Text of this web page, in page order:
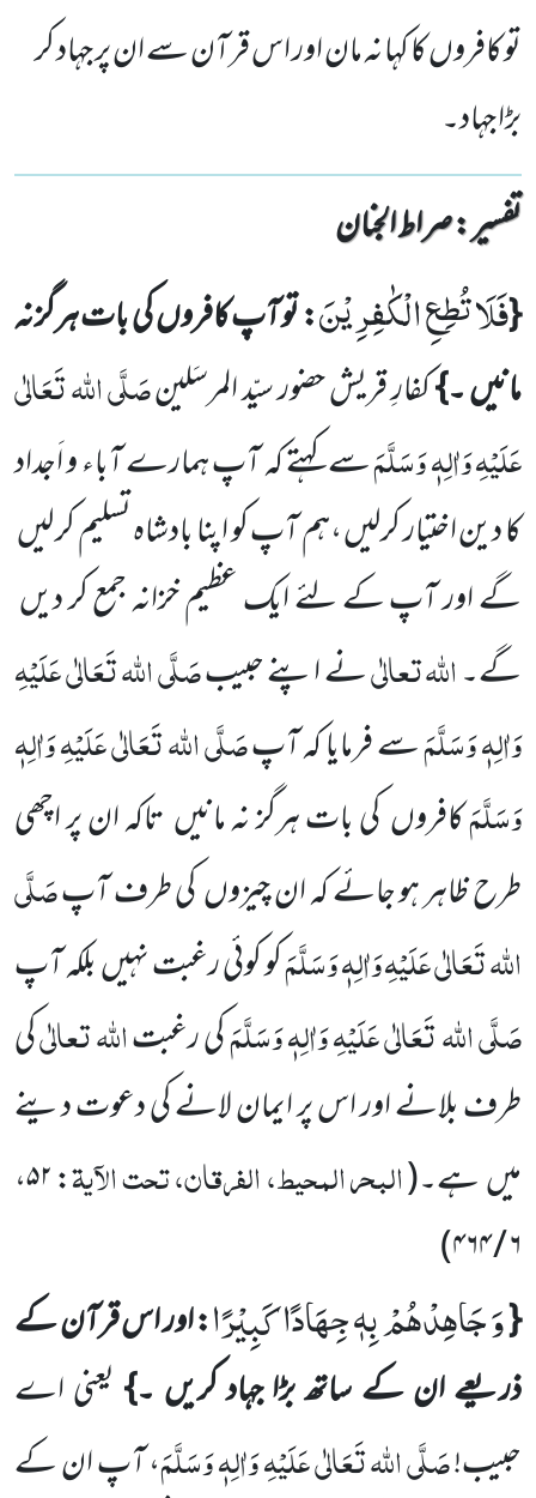
تو کافروں کا کہا نہ مان اور اس قرآن سے ان پر جہاد کر
بڑا جہاد۔
تفسیر : ‎صراط الجنان
{فَلَا تُطِعِ الْكٰفِرِیْنَ: تو آپ کافروں کی بات ہرگز نہ
مانیں ۔}کفارِ قریش حضور سیّد المرسَلینصَلَّی اللہ تَعَالٰی
عَلَیْہِ وَاٰلِہٖ وَسَلَّمَسے کہتے کہ آپ ہمارے آباء و اَجداد
کا دین اختیار کرلیں ،ہم آپ کو اپنا بادشاہ تسلیم کر لیں
گے اور آپ کے لئے ایک عظیم خزانہ جمع کر دیں
گے۔اللہتعالٰینے اپنے حبیبصَلَّی اللہ تَعَالٰی عَلَیْہِ
وَاٰلِہٖ وَسَلَّمَسے فرمایا کہ آپصَلَّی اللہ تَعَالٰی عَلَیْہِ وَاٰلِہٖ
وَسَلَّمَکافروں کی بات ہرگز نہ مانیں تاکہ ان پر اچھی
طرح ظاہر ہو جائے کہ ان چیزوں کی طرف آپصَلَّی
اللہ تَعَالٰی عَلَیْہِ وَاٰلِہٖ وَسَلَّمَکو کوئی رغبت نہیں بلکہ آپ
صَلَّی اللہ تَعَالٰی عَلَیْہِ وَاٰلِہٖ وَسَلَّمَکی رغبتاللہتعالٰیکی
طرف بلانے اور اس پر ایمان لانے کی دعوت دینے
میں ہے۔(البحر المحیط، الفرقان، تحت الآیۃ:۵۲،
۶ / ۴۶۴
)
{وَ جَاهِدْهُمْ بِهٖ جِهَادًا كَبِیْرًا: اور اس قرآن کے
ذریعے ان کے ساتھ بڑا جہاد کریں ۔} یعنی اے
حبیب!صَلَّی اللہ تَعَالٰی عَلَیْہِ وَاٰلِہٖ وَسَلَّمَ، آپ ان کے